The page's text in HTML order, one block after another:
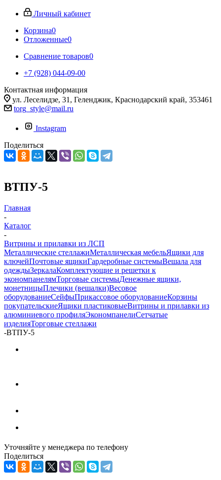
Личный кабинет
Корзина0
Отложенные0
Сравнение товаров0
+7 (928) 044-09-00
Контактная информация
ул. Леселидзе, 31, Геленджик, Краснодарский край, 353461
torg_style@mail.ru
Instagram
Поделиться
ВТПУ-5
Главная
-
Каталог
-
Витрины и прилавки из ЛСП
Металлические стеллажиМеталлическая мебельЯщики для
ключейПочтовые ящикиГардеробные системыВешала для
одеждыЗеркалаКомплектующие и решетки к
экономпанелямТорговые системыДенежные ящики,
монетницыПлечики (вешалки)Весовое
оборудованиеСейфыПрикассовое оборудованиеКорзины
покупательскиеЯщики пластиковыеВитрины и прилавки из
алюминиевого профиляЭкономпанелиСетчатые
изделияТорговые стеллажи
-ВТПУ-5
Уточняйте у менеджера по телефону
Поделиться